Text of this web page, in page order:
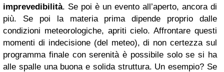
imprevedibilità. Se poi è un evento all’aperto, ancora di
più. Se poi la materia prima dipende proprio dalle
condizioni meteorologiche, apriti cielo. Affrontare questi
momenti di indecisione (del meteo), di non certezza sul
programma finale con serenità è possibile solo se si ha
alle spalle una buona e solida struttura. Un esempio? Se